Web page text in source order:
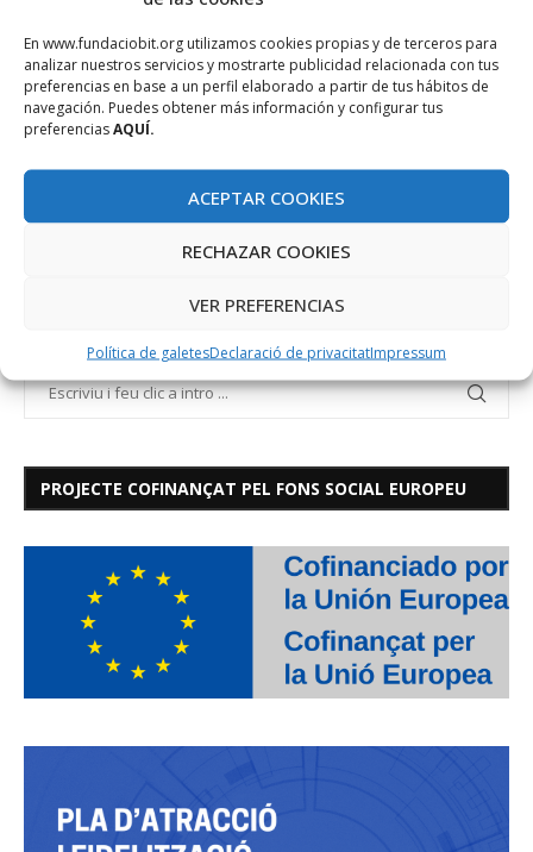
En www.fundaciobit.org utilizamos cookies propias y de terceros para
analizar nuestros servicios y mostrarte publicidad relacionada con tus
preferencias en base a un perfil elaborado a partir de tus hábitos de
navegación. Puedes obtener más información y configurar tus
preferenciasAQUÍ.
ACEPTAR COOKIES
RECHAZAR COOKIES
VER PREFERENCIAS
Política de galetesDeclaració de privacitatImpressum
mitjanes empreses agroalimentàries balears.
CESAM CESAM PROJECT
PROJECTE COFINANÇAT PEL FONS SOCIAL EUROPEU